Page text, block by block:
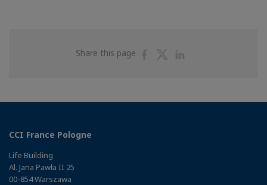
Share this page
ShareShare
CCI France Pologne
Life Building
Al. Jana Pawła II 25
00-854 Warszawa